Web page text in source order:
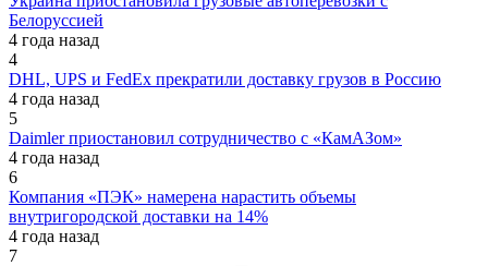
Белоруссией
4 года назад
4
DHL, UPS и FedEx прекратили доставку грузов в Россию
4 года назад
5
Daimler приостановил сотрудничество с «КамАЗом»
4 года назад
6
Компания «ПЭК» намерена нарастить объемы
внутригородской доставки на 14%
4 года назад
7